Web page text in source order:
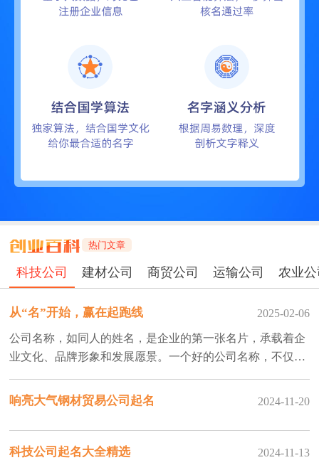
热门文章
科技公司 建材公司 商贸公司 运输公司 农业
从“名”开始，赢在起跑线 2025-02-06
公司名称，如同人的姓名，是企业的第一张名片，承载着企
业文化、品牌形象和发展愿景。一个好的公司名称，不仅能
响亮大气钢材贸易公司起名 2024-11-20
科技公司起名大全精选 2024-11-13